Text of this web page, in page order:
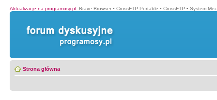
Aktualizacje na programosy.pl: Brave Browser • CrossFTP Portable • CrossFTP • System
Strona główna